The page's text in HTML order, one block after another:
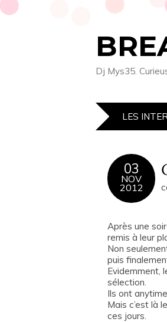
Dj Mys35.
LES
03
NOV
2012
Après une
remis à leur
Non
puis
Evidemment,
sélection.
Ils ont
Mais c’est là
ces jours.